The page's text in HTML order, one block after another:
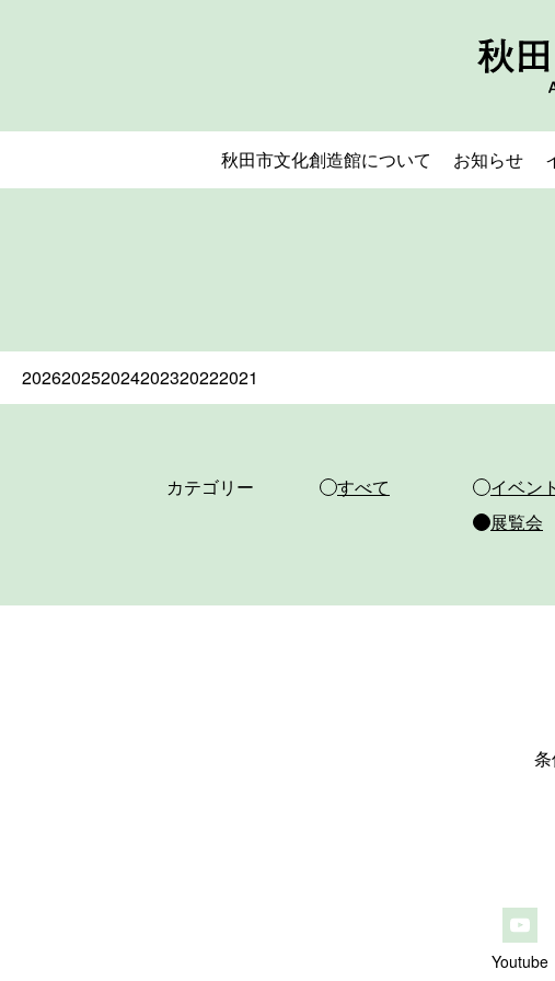
秋田市文化創造館について お知らせ
202620252024202320222021
カテゴリー すべて イベント
展覧会
Youtube